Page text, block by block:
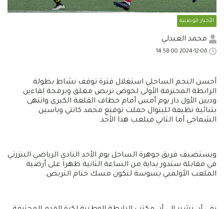
الأخبار الوطنية
محمد العبدلي
أحسن النجم الساحلي استغلال فترة توقف نشاط بطولة
الرابطة المحترفة الأولى لخوض تربص مغلق وبرمجة لقاءين
وديين الأول دار يوم أمس أمام خطاف القلعة الكبرى وانتهى
بثنائية نظيفة لليتوال حملت توقيع محمد كانتي وياسين
الشماخي أما الثاني فيلعب هذا الأحد.
ويستضيف فريق جوهرة الساحل يوم الأحد النادي الرياضي البنزرتي
في مقابلة ستدور بداية من الساعة الثانية ظهرا على أرضية
الملعب الأولمبي بسوسة لتكون مسك ختام التربص.